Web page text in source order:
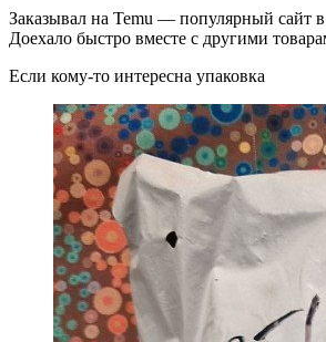
Заказывал на Temu — популярный сайт
Доехало быстро вместе с другими
Если кому-то интересна упаковка